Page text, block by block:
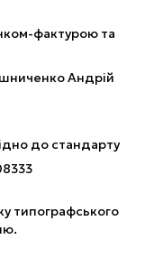
фактурою та
Андрій
до стандарту
типографського